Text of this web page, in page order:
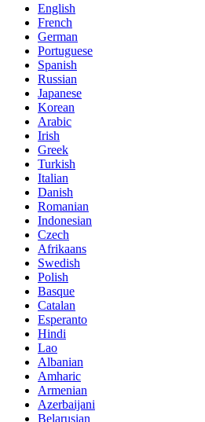
English
French
German
Portuguese
Spanish
Russian
Japanese
Korean
Arabic
Irish
Greek
Turkish
Italian
Danish
Romanian
Indonesian
Czech
Afrikaans
Swedish
Polish
Basque
Catalan
Esperanto
Hindi
Lao
Albanian
Amharic
Armenian
Azerbaijani
Belarusian